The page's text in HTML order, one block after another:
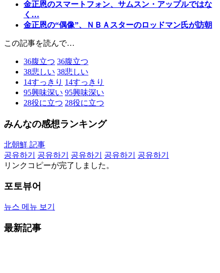
金正恩のスマートフォン、サムスン・アップルではな
く…
金正恩の“偶像”、ＮＢＡスターのロッドマン氏が訪朝
この記事を読んで…
36腹立つ 36腹立つ
38悲しい 38悲しい
14すっきり 14すっきり
95興味深い 95興味深い
28役に立つ 28役に立つ
みんなの感想ランキング
北朝鮮 記事
공유하기
공유하기 공유하기 공유하기
공유하기
リンクコピーが完了しました。
포토뷰어
뉴스 메뉴 보기
最新記事